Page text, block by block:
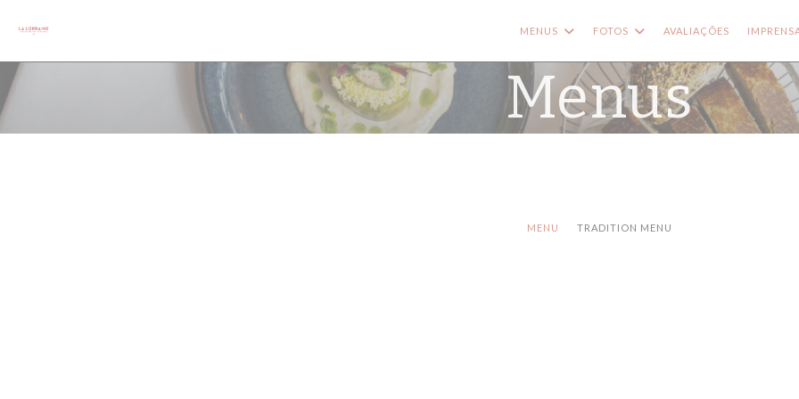
MENUS FOTOS AVALIAÇÕES
Menus
MENU TRADITION MENU